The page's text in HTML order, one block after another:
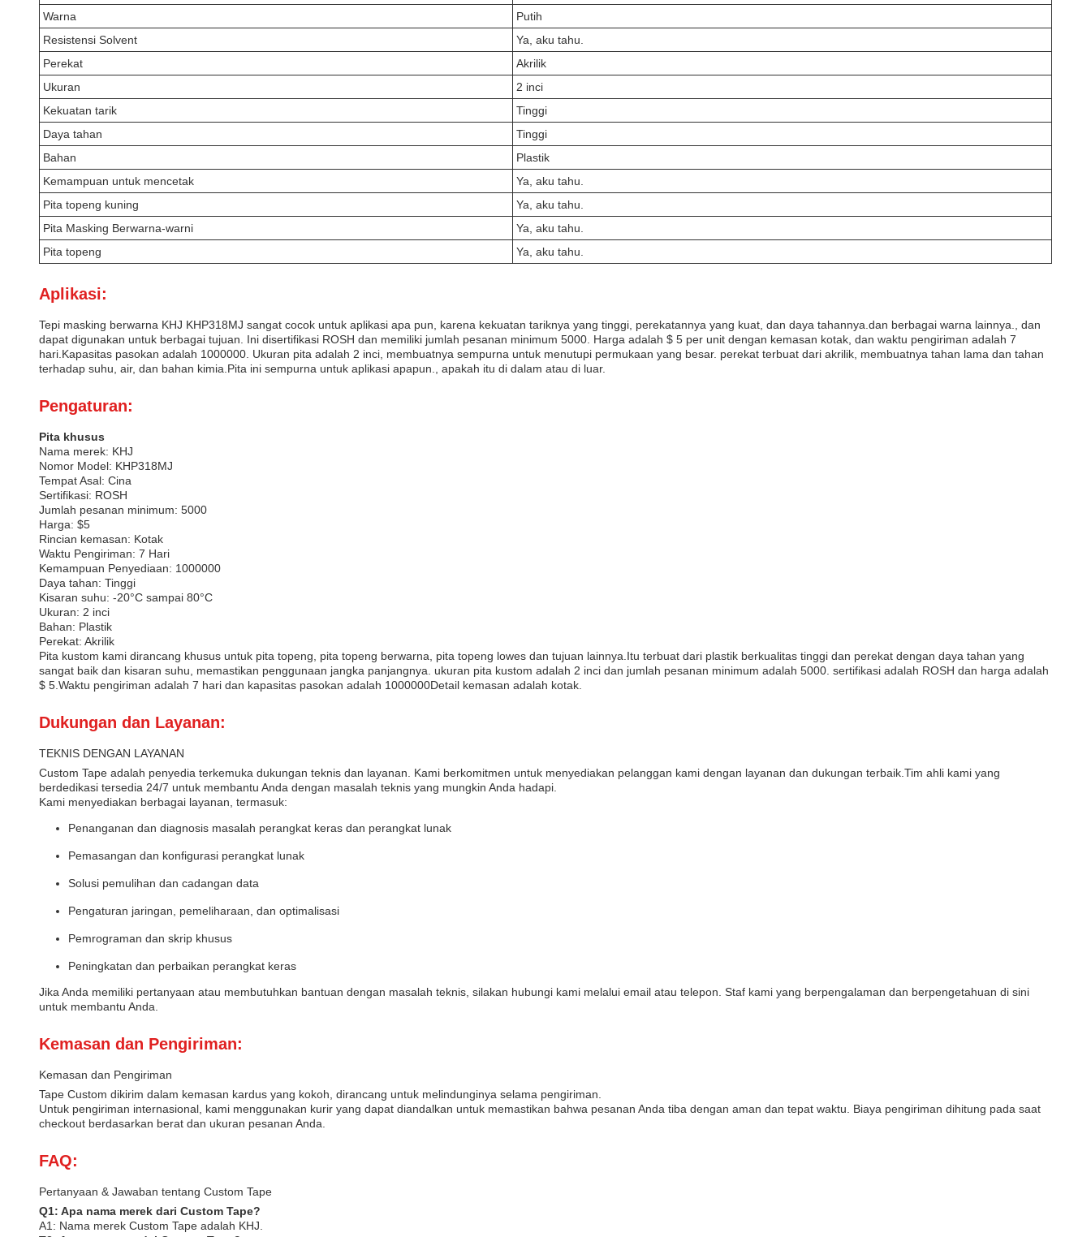
Warna
Putih
Resistensi Solvent
Ya, aku tahu.
Perekat
Akrilik
Ukuran
2 inci
Kekuatan tarik
Tinggi
Daya tahan
Tinggi
Bahan
Plastik
Kemampuan untuk mencetak
Ya, aku tahu.
Pita topeng kuning
Ya, aku tahu.
Pita Masking Berwarna-warni
Ya, aku tahu.
Pita topeng
Ya, aku tahu.
Aplikasi:
Tepi masking berwarna KHJ KHP318MJ sangat cocok untuk aplikasi apa pun, karena kekuatan tariknya yang tinggi, perekatannya yang kuat, dan daya tahannya.dan berbagai warna lainnya., dan
dapat digunakan untuk berbagai tujuan. Ini disertifikasi ROSH dan memiliki jumlah pesanan minimum 5000. Harga adalah $ 5 per unit dengan kemasan kotak, dan waktu pengiriman adalah 7
hari.Kapasitas pasokan adalah 1000000. Ukuran pita adalah 2 inci, membuatnya sempurna untuk menutupi permukaan yang besar. perekat terbuat dari akrilik, membuatnya tahan lama dan tahan
terhadap suhu, air, dan bahan kimia.Pita ini sempurna untuk aplikasi apapun., apakah itu di dalam atau di luar.
Pengaturan:
Pita khusus
Nama merek: KHJ
Nomor Model: KHP318MJ
Tempat Asal: Cina
Sertifikasi: ROSH
Jumlah pesanan minimum: 5000
Harga: $5
Rincian kemasan: Kotak
Waktu Pengiriman: 7 Hari
Kemampuan Penyediaan: 1000000
Daya tahan: Tinggi
Kisaran suhu: -20°C sampai 80°C
Ukuran: 2 inci
Bahan: Plastik
Perekat: Akrilik
Pita kustom kami dirancang khusus untuk pita topeng, pita topeng berwarna, pita topeng lowes dan tujuan lainnya.Itu terbuat dari plastik berkualitas tinggi dan perekat dengan daya tahan yang
sangat baik dan kisaran suhu, memastikan penggunaan jangka panjangnya. ukuran pita kustom adalah 2 inci dan jumlah pesanan minimum adalah 5000. sertifikasi adalah ROSH dan harga adalah
$ 5.Waktu pengiriman adalah 7 hari dan kapasitas pasokan adalah 1000000Detail kemasan adalah kotak.
Dukungan dan Layanan:
TEKNIS DENGAN LAYANAN
Custom Tape adalah penyedia terkemuka dukungan teknis dan layanan. Kami berkomitmen untuk menyediakan pelanggan kami dengan layanan dan dukungan terbaik.Tim ahli kami yang
berdedikasi tersedia 24/7 untuk membantu Anda dengan masalah teknis yang mungkin Anda hadapi.
Kami menyediakan berbagai layanan, termasuk:
Penanganan dan diagnosis masalah perangkat keras dan perangkat lunak
Pemasangan dan konfigurasi perangkat lunak
Solusi pemulihan dan cadangan data
Pengaturan jaringan, pemeliharaan, dan optimalisasi
Pemrograman dan skrip khusus
Peningkatan dan perbaikan perangkat keras
Jika Anda memiliki pertanyaan atau membutuhkan bantuan dengan masalah teknis, silakan hubungi kami melalui email atau telepon. Staf kami yang berpengalaman dan berpengetahuan di sini
untuk membantu Anda.
Kemasan dan Pengiriman:
Kemasan dan Pengiriman
Tape Custom dikirim dalam kemasan kardus yang kokoh, dirancang untuk melindunginya selama pengiriman.
Untuk pengiriman internasional, kami menggunakan kurir yang dapat diandalkan untuk memastikan bahwa pesanan Anda tiba dengan aman dan tepat waktu. Biaya pengiriman dihitung pada saat
checkout berdasarkan berat dan ukuran pesanan Anda.
FAQ:
Pertanyaan & Jawaban tentang Custom Tape
Q1: Apa nama merek dari Custom Tape?
A1: Nama merek Custom Tape adalah KHJ.